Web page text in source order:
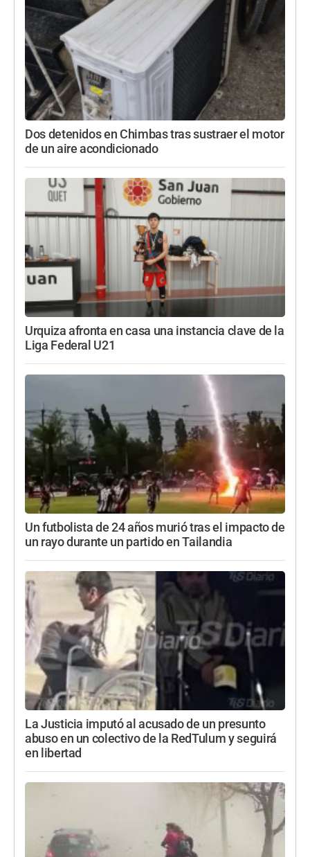
Dos detenidos en Chimbas tras sustraer el motor
de un aire acondicionado
Urquiza afronta en casa una instancia clave de la
Liga Federal U21
Un futbolista de 24 años murió tras el impacto de
un rayo durante un partido en Tailandia
La Justicia imputó al acusado de un presunto
abuso en un colectivo de la RedTulum y seguirá
en libertad